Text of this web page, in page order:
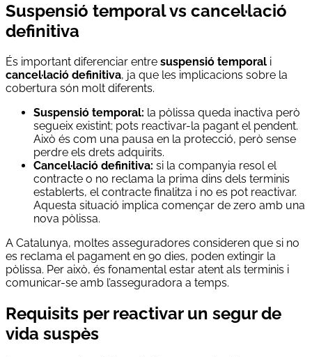
Suspensió temporal vs cancel·lació
definitiva
És important diferenciar entre suspensió temporal i
cancel·lació definitiva, ja que les implicacions sobre la
cobertura són molt diferents.
Suspensió temporal: la pòlissa queda inactiva però
segueix existint; pots reactivar-la pagant el pendent.
Això és com una pausa en la protecció, però sense
perdre els drets adquirits.
Cancel·lació definitiva: si la companyia resol el
contracte o no reclama la prima dins dels terminis
establerts, el contracte finalitza i no es pot reactivar.
Aquesta situació implica començar de zero amb una
nova pòlissa.
A Catalunya, moltes asseguradores consideren que si no
es reclama el pagament en 90 dies, poden extingir la
pòlissa. Per això, és fonamental estar atent als terminis i
comunicar-se amb l’asseguradora a temps.
Requisits per reactivar un segur de
vida suspès